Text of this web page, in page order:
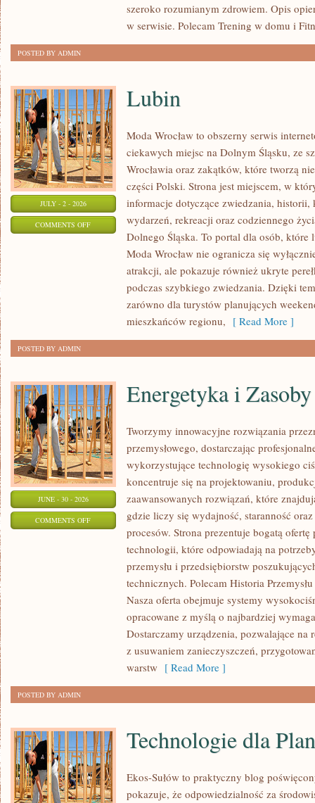
szeroko rozumianym zdrowiem. Opis
w serwisie. Polecam Trening w domu i
POSTED BY ADMIN
JULY - 2 - 2026
COMMENTS OFFON
Lubin
Moda Wrocław to obszerny serwis
ciekawych miejsc na Dolnym Śląsku, ze
Wrocławia oraz zakątków, które tworzą
części Polski. Strona jest miejscem, w
informacje dotyczące zwiedzania,
wydarzeń, rekreacji oraz codziennego
Dolnego Śląska. To portal dla osób,
Moda Wrocław nie ogranicza się
atrakcji, ale pokazuje również ukryte
podczas szybkiego zwiedzania. Dzięki
zarówno dla turystów planujących
mieszkańców regionu, [ Read More ]
POSTED BY ADMIN
JUNE - 30 - 2026
COMMENTS OFFON
ENERGETYKA
Energetyka i Zasoby
Tworzymy innowacyjne rozwiązania
przemysłowego, dostarczając
wykorzystujące technologię wysokiego
koncentruje się na projektowaniu,
zaawansowanych rozwiązań, które
gdzie liczy się wydajność, staranność
procesów. Strona prezentuje bogatą ofertę
technologii, które odpowiadają na
przemysłu i przedsiębiorstw
technicznych. Polecam Historia
Nasza oferta obejmuje systemy
opracowane z myślą o najbardziej
Dostarczamy urządzenia, pozwalające na
z usuwaniem zanieczyszczeń,
warstw [ Read More ]
POSTED BY ADMIN
Technologie dla
Ekos-Sułów to praktyczny blog
pokazuje, że odpowiedzialność za